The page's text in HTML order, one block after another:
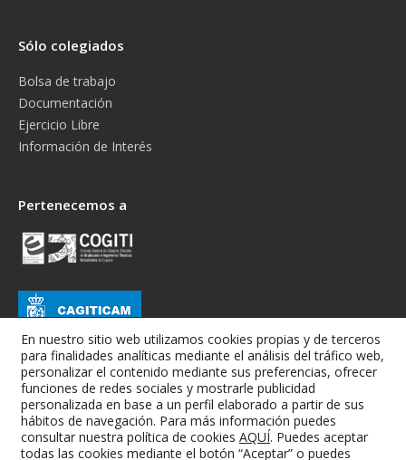
Sólo colegiados
Bolsa de trabajo
Documentación
Ejercicio Libre
Información de Interés
Pertenecemos a
En nuestro sitio web utilizamos cookies propias y de terceros
para finalidades analíticas mediante el análisis del tráfico web,
personalizar el contenido mediante sus preferencias, ofrecer
funciones de redes sociales y mostrarle publicidad
personalizada en base a un perfil elaborado a partir de sus
hábitos de navegación. Para más información puedes
consultar nuestra política de cookies AQUÍ. Puedes aceptar
todas las cookies mediante el botón “Aceptar” o puedes